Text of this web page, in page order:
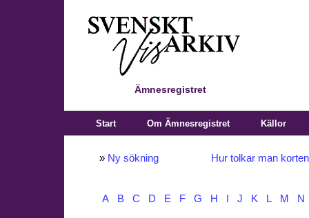
Ämnesregistret
Start Om Ämnesregistret Källor
» Ny sökning Hur tolkar man
A B C D E F G H J K L M N